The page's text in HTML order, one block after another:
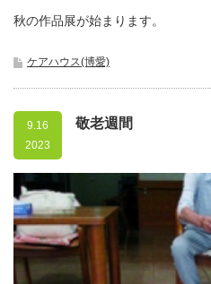
秋の作品展が始まります。
ケアハウス(博愛)
9.16
2023
敬老週間